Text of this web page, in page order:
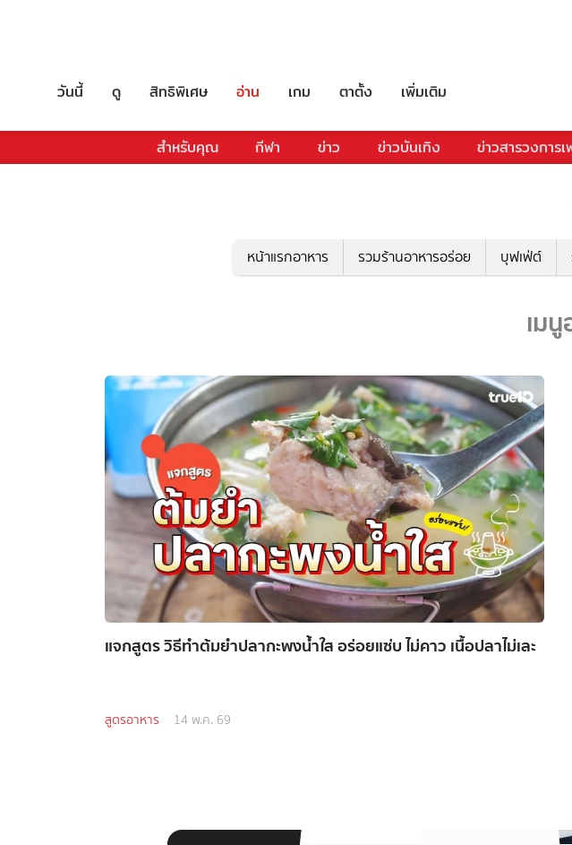
วันนี้ ดู สิทธิพิเศษ อ่าน เกม ตาตั้ง เพิ่มเติม
สำหรับคุณ กีฬา ข่าว ข่าวบันเทิง ข่าวสารวงการ
หน้าแรกอาหาร รวมร้านอาหารอร่อย บุฟเฟ่ต์
เม
แจกสูตร วิธีทำต้มยำปลากะพงน้ำใส อร่อยแซ่บ ไม่คาว เนื้อปลาไม่เละ
สูตรอาหาร 14 พ.ค. 69